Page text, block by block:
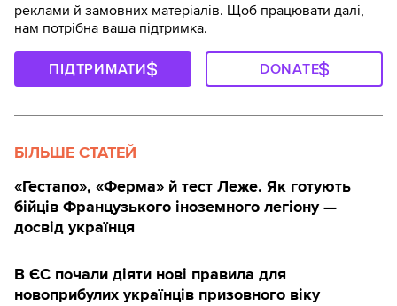
реклами й замовних матеріалів. Щоб працювати далі,
нам потрібна ваша підтримка.
ПІДТРИМАТИ DONATE
БІЛЬШЕ СТАТЕЙ
«Гестапо», «Ферма» й тест Леже. Як готують
бійців Французького іноземного легіону —
досвід українця
В ЄС почали діяти нові правила для
новоприбулих українців призовного віку